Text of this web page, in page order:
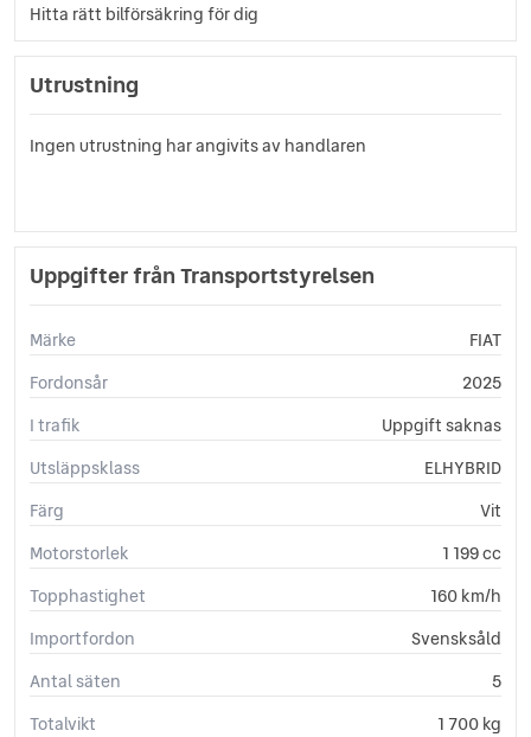
Hitta rätt bilförsäkring för dig
Utrustning
Ingen utrustning har angivits av handlaren
Uppgifter från Transportstyrelsen
Märke
FIAT
Fordonsår
2025
I trafik
Uppgift saknas
Utsläppsklass
ELHYBRID
Färg
Vit
Motorstorlek
1 199 cc
Topphastighet
160 km/h
Importfordon
Svensksåld
Antal säten
5
Totalvikt
1 700 kg